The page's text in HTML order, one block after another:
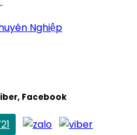
Nghiệp
Facebook